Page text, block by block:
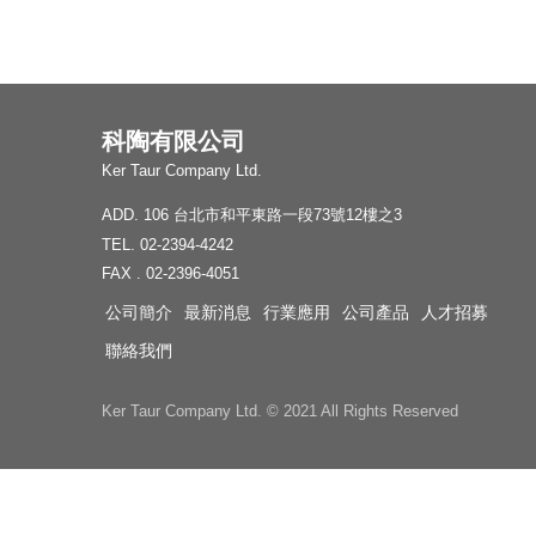
科陶有限公司
Ker Taur Company Ltd.
ADD. 106 台北市和平東路一段73號12樓之3
TEL. 02-2394-4242
FAX . 02-2396-4051
公司簡介 最新消息 行業應用 公司產品 人才招募
聯絡我們
Ker Taur Company Ltd. © 2021 All Rights Reserved